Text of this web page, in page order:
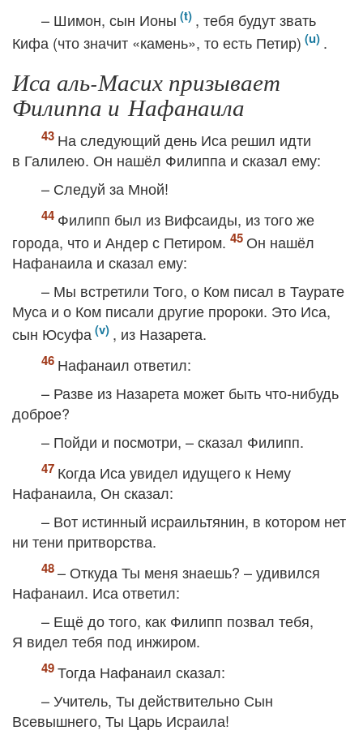
– Шимон, сын Ионы
, тебя будут звать
Кифа (что значит «камень», то есть Петир)
.
Иса аль-Масих призывает
Филиппа и Нафанаила
На следующий день Иса решил идти
в Галилею. Он нашёл Филиппа и сказал ему:
– Следуй за Мной!
Филипп был из Вифсаиды, из того же
города, что и Андер с Петиром.
Он нашёл
Нафанаила и сказал ему:
– Мы встретили Того, о Ком писал в Таурате
Муса и о Ком писали другие пророки. Это Иса,
сын Юсуфа
, из Назарета.
Нафанаил ответил:
– Разве из Назарета может быть что-нибудь
доброе?
– Пойди и посмотри, – сказал Филипп.
Когда Иса увидел идущего к Нему
Нафанаила, Он сказал:
– Вот истинный исраильтянин, в котором нет
ни тени притворства.
– Откуда Ты меня знаешь? – удивился
Нафанаил. Иса ответил:
– Ещё до того, как Филипп позвал тебя,
Я видел тебя под инжиром.
Тогда Нафанаил сказал:
– Учитель, Ты действительно Сын
Всевышнего, Ты Царь Исраила!